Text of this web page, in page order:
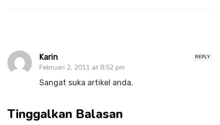
REPLY
Karin
Februari 2, 2011 at 8:52 pm
Sangat suka artikel anda.
Tinggalkan Balasan